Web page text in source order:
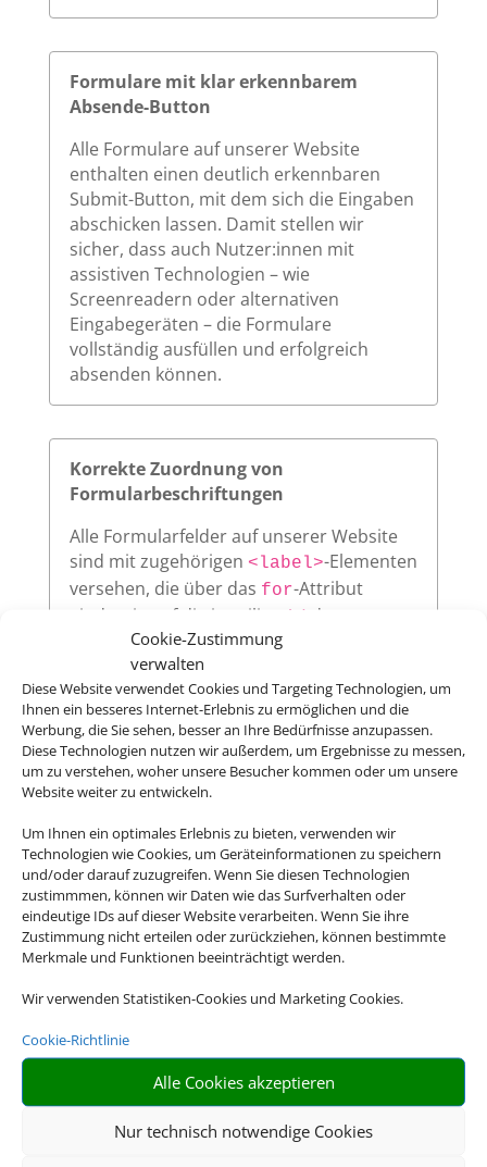
Cookie-Zustimmung
verwalten
Diese Website verwendet Cookies und Targeting Technologien, um
Ihnen ein besseres Internet-Erlebnis zu ermöglichen und die
Werbung, die Sie sehen, besser an Ihre Bedürfnisse anzupassen.
Diese Technologien nutzen wir außerdem, um Ergebnisse zu messen,
um zu verstehen, woher unsere Besucher kommen oder um unsere
Website weiter zu entwickeln.
Um Ihnen ein optimales Erlebnis zu bieten, verwenden wir
Technologien wie Cookies, um Geräteinformationen zu speichern
und/oder darauf zuzugreifen. Wenn Sie diesen Technologien
zustimmmen, können wir Daten wie das Surfverhalten oder
eindeutige IDs auf dieser Website verarbeiten. Wenn Sie ihre
Zustimmung nicht erteilen oder zurückziehen, können bestimmte
Merkmale und Funktionen beeinträchtigt werden.
Wir verwenden Statistiken-Cookies und Marketing Cookies.
Cookie-Richtlinie
Alle Cookies akzeptieren
Nur technisch notwendige Cookies
Formulare mit klar erkennbarem
Absende-Button
Alle Formulare auf unserer Website
enthalten einen deutlich erkennbaren
Submit-Button, mit dem sich die Eingaben
abschicken lassen. Damit stellen wir
sicher, dass auch Nutzer:innen mit
assistiven Technologien – wie
Screenreadern oder alternativen
Eingabegeräten – die Formulare
vollständig ausfüllen und erfolgreich
absenden können.
Korrekte Zuordnung von
Formularbeschriftungen
Alle Formularfelder auf unserer Website
sind mit zugehörigen <label>-Elementen
versehen, die über das for-Attribut
eindeutig auf die jeweilige
des
Eingabefeldes verweisen. Diese klare
Zuordnung verbessert die
Nutzerfreundlichkeit und sorgt dafür,
dass assistive Technologien wie
Screenreader die Beschriftungen korrekt
vorlesen.
Sichtbarer Fokus
Alle interaktiven Elemente auf unserer
Website – wie Links, Buttons oder
Formularfelder – zeigen klar sichtbar an,
So ermöglichen wir eine vollständige
Bedienung auch ohne Maus.
Sinnvolle Fokusreihenfolge bei